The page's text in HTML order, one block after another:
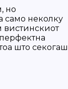
но
само неколку
што секогаш